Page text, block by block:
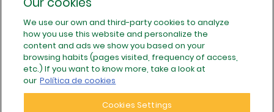
SÍGUENOS EN REDES
We use our own and third-party cookies to analyze
how you use this website and personalize the
content and ads we show you based on your
browsing habits (pages visited, frequency of access,
etc.) If you want to know more, take a look at
our Política de cookies
Cookies Settings